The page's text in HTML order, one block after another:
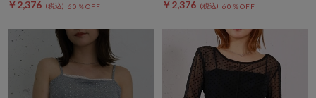
￥2,376 60％OFF ￥2,376 60％OFF